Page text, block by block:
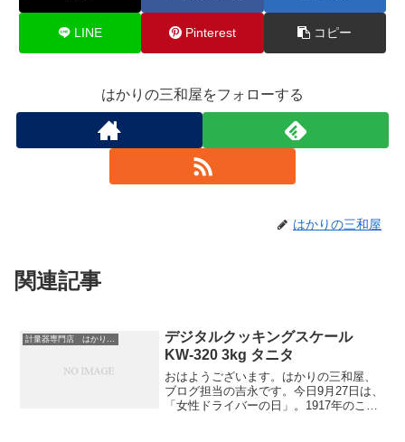
LINE Pinterest コピー
はかりの三和屋をフォローする
はかりの三和屋
関連記事
デジタルクッキングスケール
KW-320 3kg タニタ
おはようございます。はかりの三和屋、
ブログ担当の吉永です。今日9月27日は、
「女性ドライバーの日」。1917年のこの